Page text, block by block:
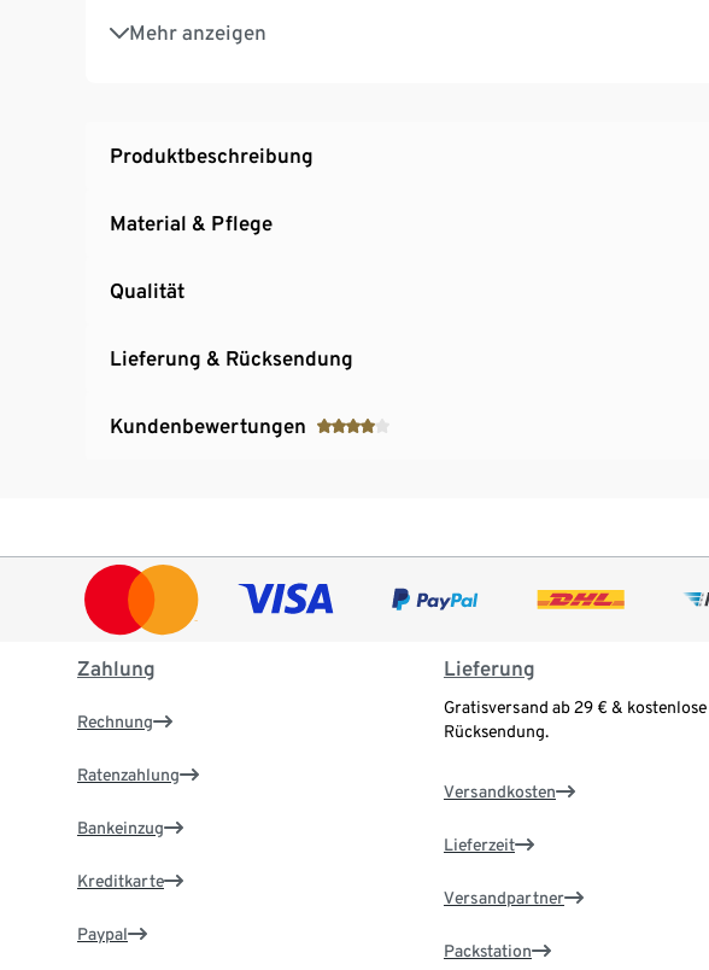
Mehr anzeigen
Mit Elasthan: formbeständig, perfekter Sitz, hoher Tragekomfort
Produktbeschreibung
Material & Pflege
Qualität
Lieferung & Rücksendung
Kundenbewertungen
Zahlung
Rechnung
Ratenzahlung
Bankeinzug
Kreditkarte
Paypal
Lieferung
Gratisversand ab 29 € & kostenlose
Rücksendung.
Versandkosten
Lieferzeit
Versandpartner
Packstation